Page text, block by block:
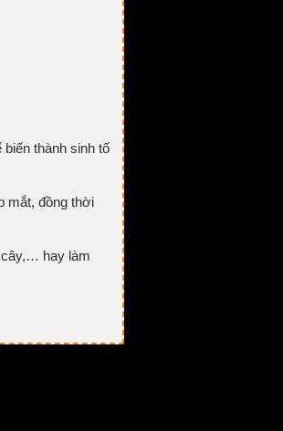
thành sinh tố
mắt, đồng thời
cây,… hay làm